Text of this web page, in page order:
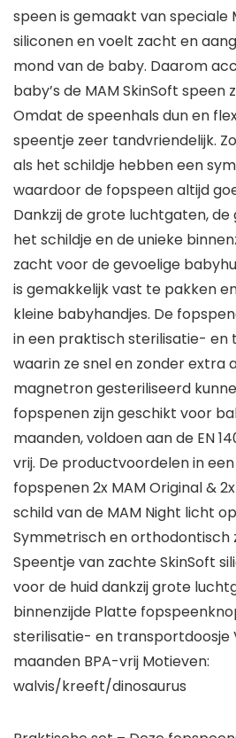
speen is gemaakt van speciale
siliconen en voelt zacht en
mond van de baby. Daarom
baby’s de MAM SkinSoft
Omdat de speenhals dun en
speentje zeer tandvriendelijk.
als het schildje hebben een
waardoor de fopspeen altijd
Dankzij de grote luchtgaten,
het schildje en de unieke
zacht voor de gevoelige
is gemakkelijk vast te pakken
kleine babyhandjes. De
in een praktisch sterilisatie- en
waarin ze snel en zonder extra
magnetron gesteriliseerd
fopspenen zijn geschikt voor
maanden, voldoen aan de EN
vrij. De productvoordelen in
fopspenen 2x MAM Original &
schild van de MAM Night licht
Symmetrisch en orthodontisch
Speentje van zachte SkinSoft
voor de huid dankzij grote
binnenzijde Platte
sterilisatie- en transportdoosje
maanden BPA-vrij Motieven:
walvis/kreeft/dinosaurus